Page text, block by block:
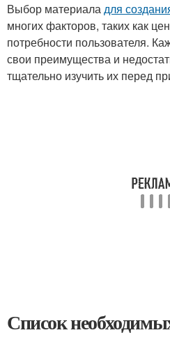
Выбор материаладля
многих факторов, таких как
потребности пользователя.
свои преимущества и
тщательно изучить их перед
Список